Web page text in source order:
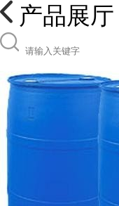
产品展厅